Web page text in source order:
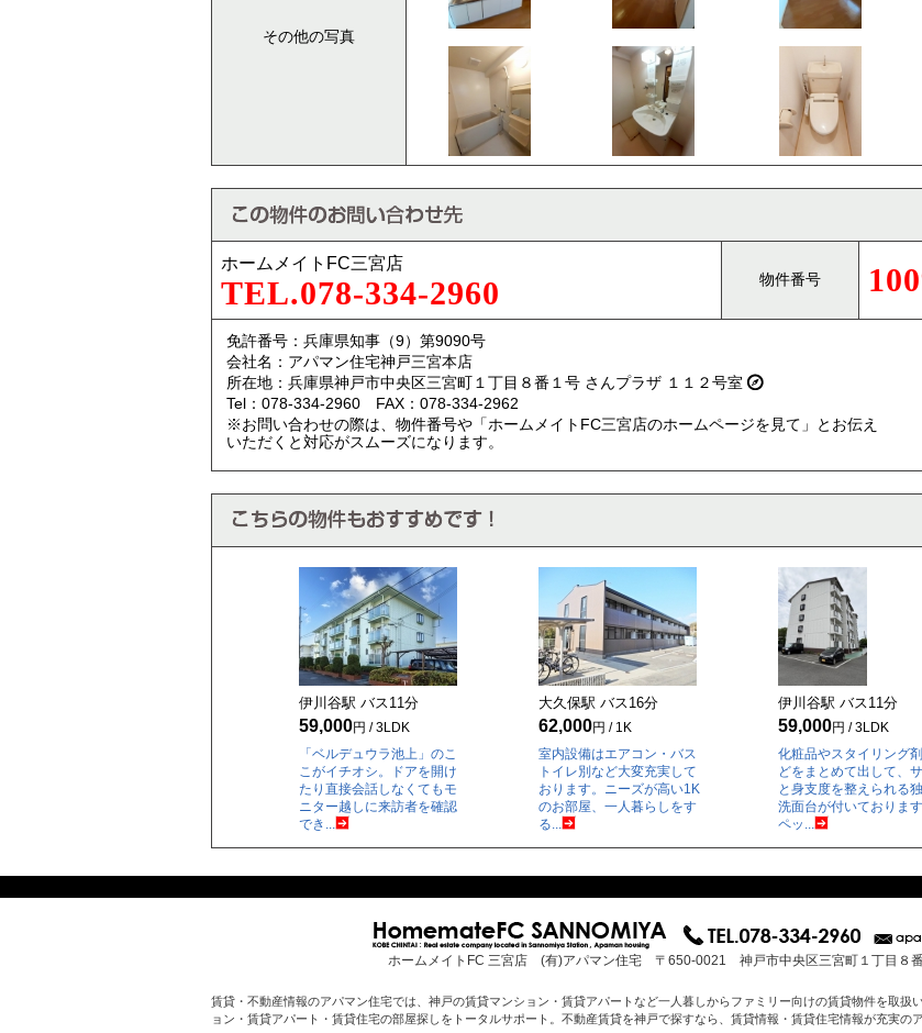
その他の写真
ホームメイトFC三宮店
TEL.078-334-2960 物件番号
免許番号：兵庫県知事（9）第9090号
会社名：アパマン住宅神戸三宮本店
所在地：兵庫県神戸市中央区三宮町１丁目８番１号 さんプラザ １１２号室
Tel：078-334-2960 FAX：078-334-2962
※お問い合わせの際は、物件番号や「ホームメイトFC三宮店のホームページを見て」とお伝え
いただくと対応がスムーズになります。
伊川谷駅 バス11分
59,000円 / 3LDK
「ベルデュウラ池上」のこ
こがイチオシ。ドアを開け
たり直接会話しなくてもモ
ニター越しに来訪者を確認
でき...
大久保駅 バス16分
62,000円 / 1K
室内設備はエアコン・バス
トイレ別など大変充実して
おります。ニーズが高い1K
のお部屋、一人暮らしをす
る...
伊川谷駅 バス11分
59,000円 / 3LDK
化粧品やスタイリング
どをまとめて出して、
と身支度を整えられる
洗面台が付いております
ペッ...
ホームメイトFC 三宮店 (有)アパマン住宅 〒650-0021 神戸市中央区三宮町１丁目８
賃貸・不動産情報のアパマン住宅では、神戸の賃貸マンション・賃貸アパートなど一人暮しからファミリー向けの賃貸物件を取扱
ョン・賃貸アパート・賃貸住宅の部屋探しをトータルサポート。不動産賃貸を神戸で探すなら、賃貸情報・賃貸住宅情報が充実のア